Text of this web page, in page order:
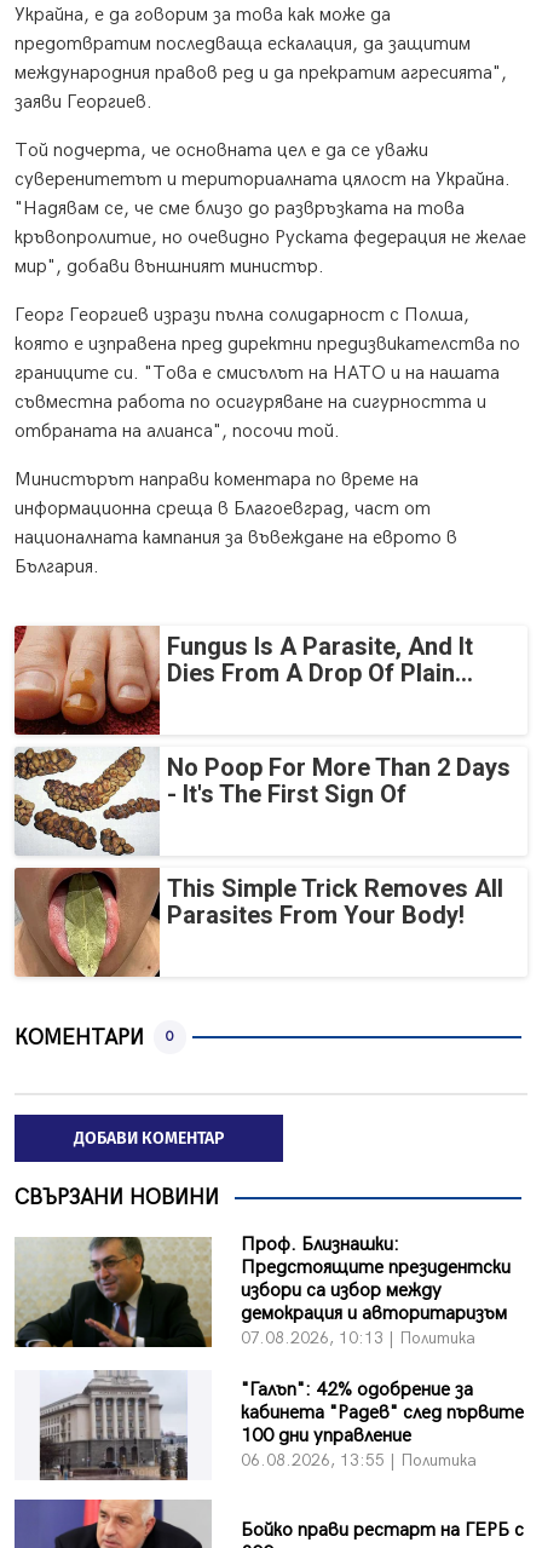
Украйна, е да говорим за това как може да
предотвратим последваща ескалация, да защитим
международния правов ред и да прекратим агресията",
заяви Георгиев.
Той подчерта, че основната цел е да се уважи
суверенитетът и териториалната цялост на Украйна.
"Надявам се, че сме близо до развръзката на това
кръвопролитие, но очевидно Руската федерация не желае
мир", добави външният министър.
Георг Георгиев изрази пълна солидарност с Полша,
която е изправена пред директни предизвикателства по
границите си. "Това е смисълът на НАТО и на нашата
съвместна работа по осигуряване на сигурността и
отбраната на алианса", посочи той.
Министърът направи коментара по време на
информационна среща в Благоевград, част от
националната кампания за въвеждане на еврото в
България.
Fungus Is A Parasite, And It
Dies From A Drop Of Plain...
No Poop For More Than 2 Days
- It's The First Sign Of
This Simple Trick Removes All
Parasites From Your Body!
КОМЕНТАРИ 0
ДОБАВИ КОМЕНТАР
СВЪРЗАНИ НОВИНИ
Проф. Близнашки:
Предстоящите президентски
избори са избор между
демокрация и авторитаризъм
07.08.2026, 10:13 | Политика
"Галъп": 42% одобрение за
кабинета "Радев" след първите
100 дни управление
06.08.2026, 13:55 | Политика
Бойко прави рестарт на ГЕРБ с